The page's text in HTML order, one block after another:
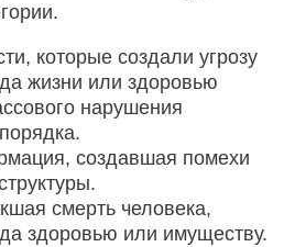
которые создали угрозу
жизни или здоровью
нарушения
создавшая помехи
смерть человека,
здоровью или имуществу.